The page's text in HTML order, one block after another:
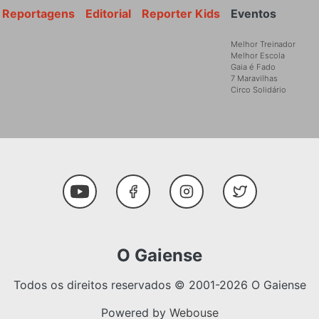
Eventos
Melhor Treinador
Melhor Escola
Gaia é Fado
7 Maravilhas
Circo Solidário
Reporter Kids
Editorial
Reportagens
Social Media
Youtube FacebookInstagramTwitter
O Gaiense
Todos os direitos reservados © 2001-2026 O Gaiense
Powered by Webouse